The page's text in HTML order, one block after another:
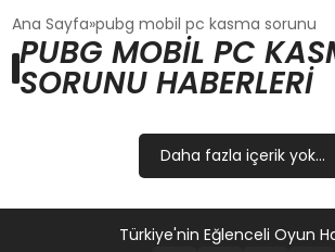
GÜNCEL
OYUN HABERLERI
EĞITIM
Ana Sayfa pubg mobil pc kasma sorunu
PUBG MOBIL PC
SORUNU HABERLERI
Daha fazla içerik yok...
Türkiye'nin Eğlenceli Oyun